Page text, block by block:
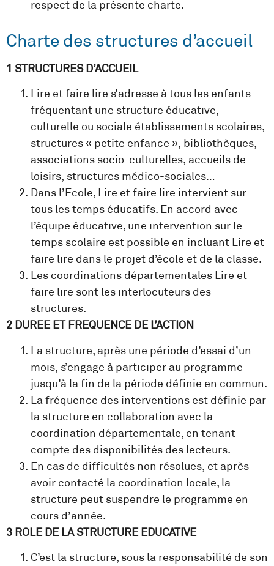
respect de la présente charte.
Charte des structures d’accueil
1 STRUCTURES D’ACCUEIL
Lire et faire lire s’adresse à tous les enfants
fréquentant une structure éducative,
culturelle ou sociale établissements scolaires,
structures « petite enfance », bibliothèques,
associations socio-culturelles, accueils de
loisirs, structures médico-sociales…
Dans l’Ecole, Lire et faire lire intervient sur
tous les temps éducatifs. En accord avec
l’équipe éducative, une intervention sur le
temps scolaire est possible en incluant Lire et
faire lire dans le projet d’école et de la classe.
Les coordinations départementales Lire et
faire lire sont les interlocuteurs des
structures.
2 DUREE ET FREQUENCE DE L’ACTION
La structure, après une période d’essai d’un
mois, s’engage à participer au programme
jusqu’à la fin de la période définie en commun.
La fréquence des interventions est définie par
la structure en collaboration avec la
coordination départementale, en tenant
compte des disponibilités des lecteurs.
En cas de difficultés non résolues, et après
avoir contacté la coordination locale, la
structure peut suspendre le programme en
cours d’année.
3 ROLE DE LA STRUCTURE EDUCATIVE
C’est la structure, sous la responsabilité de son